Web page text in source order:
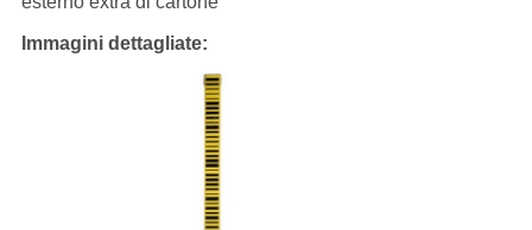
Immagini dettagliate: